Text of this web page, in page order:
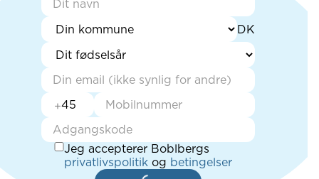
+
Jeg accepterer Boblbergs
privatlivspolitik og betingelser